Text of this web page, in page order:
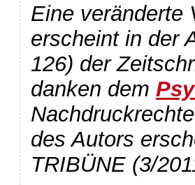
Eine veränderte
erscheint in der
126) der
danken dem
des Autors
TRIBÜNE (3/